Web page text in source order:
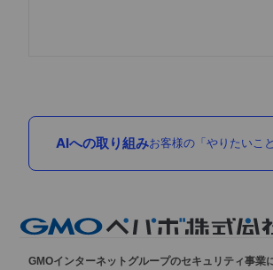
AIへの取り組みお客様の「やりたいこ
GMOインターネットグループのセキュリティ事業